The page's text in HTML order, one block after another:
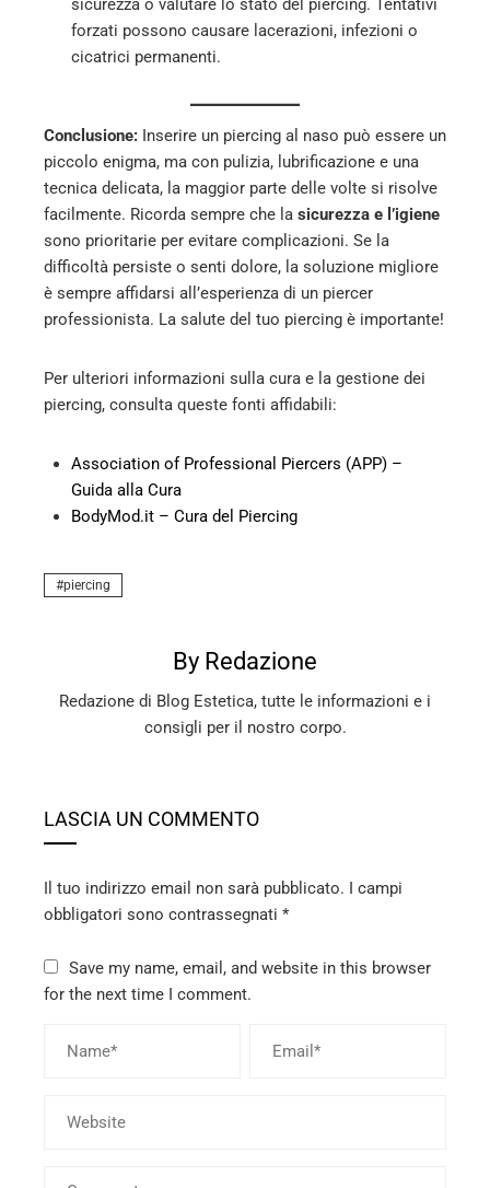
sicurezza o valutare lo stato del piercing. Tentativi
forzati possono causare lacerazioni, infezioni o
cicatrici permanenti.
Conclusione: Inserire un piercing al naso può essere un
piccolo enigma, ma con pulizia, lubrificazione e una
tecnica delicata, la maggior parte delle volte si risolve
facilmente. Ricorda sempre che la sicurezza e l’igiene
sono prioritarie per evitare complicazioni. Se la
difficoltà persiste o senti dolore, la soluzione migliore
è sempre affidarsi all’esperienza di un piercer
professionista. La salute del tuo piercing è importante!
Per ulteriori informazioni sulla cura e la gestione dei
piercing, consulta queste fonti affidabili:
Association of Professional Piercers (APP) –
Guida alla Cura
BodyMod.it – Cura del Piercing
piercing
By Redazione
Redazione di Blog Estetica, tutte le informazioni e i
consigli per il nostro corpo.
LASCIA UN COMMENTO
Il tuo indirizzo email non sarà pubblicato. I campi
obbligatori sono contrassegnati *
Save my name, email, and website in this browser
for the next time I comment.